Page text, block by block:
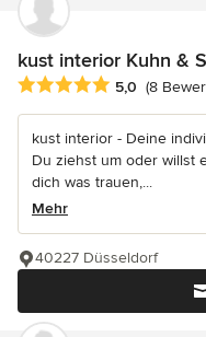
kust interior Kuhn &
Durchschnittliche
5,0 (8
kust interior - Deine
Du ziehst um oder willst
dich was trauen,...
Mehr
40227 Düsseldorf